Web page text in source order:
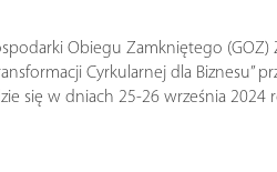
Obiegu Zamkniętego
Cyrkularnej dla Biznesu”
się w dniach 25-26 września 2024